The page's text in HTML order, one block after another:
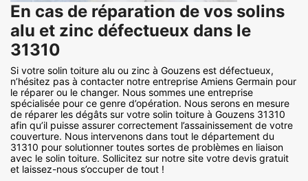
En cas de réparation de vos solins
alu et zinc défectueux dans le
31310
Si votre solin toiture alu ou zinc à Gouzens est défectueux,
n’hésitez pas à contacter notre entreprise Amiens Germain pour
le réparer ou le changer. Nous sommes une entreprise
spécialisée pour ce genre d’opération. Nous serons en mesure
de réparer les dégâts sur votre solin toiture à Gouzens 31310
afin qu’il puisse assurer correctement l’assainissement de votre
couverture. Nous intervenons dans tout le département du
31310 pour solutionner toutes sortes de problèmes en liaison
avec le solin toiture. Sollicitez sur notre site votre devis gratuit
et laissez-nous s’occuper de tout !